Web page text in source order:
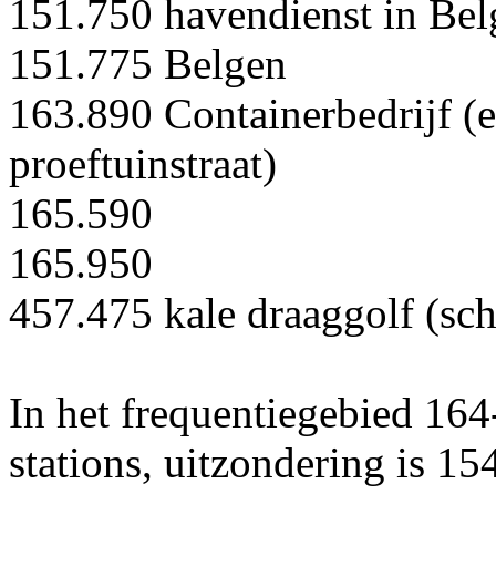
151.750 havendienst in
151.775 Belgen
163.890 Containerbedrijf
proeftuinstraat)
165.590
165.950
457.475 kale draaggolf
In het frequentiegebied
stations, uitzondering is